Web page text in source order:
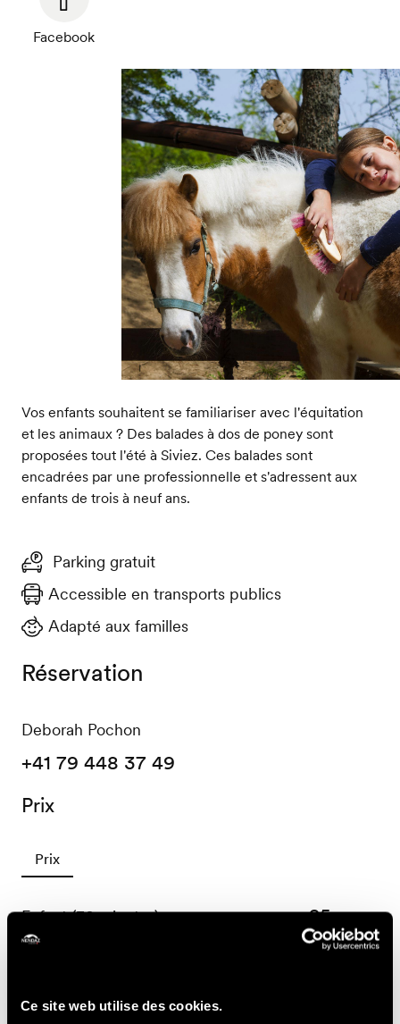
Ce site web utilise des cookies.
Facebook
Vos enfants souhaitent se familiariser avec l'équitation
et les animaux ? Des balades à dos de poney sont
proposées tout l'été à Siviez. Ces balades sont
encadrées par une professionnelle et s'adressent aux
enfants de trois à neuf ans.
Parking gratuit
Accessible en transports publics
Adapté aux familles
Réservation
Deborah Pochon
+41 79 448 37 49
Prix
Prix
Enfant (30 minutes) 25.-CHF
Enfant (1h) 50.-CHF
Informations pratiques